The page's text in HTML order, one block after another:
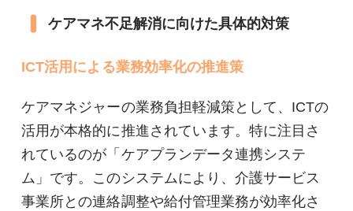
ケアマネ不足解消に向けた具体的対策
ICT活用による業務効率化の推進策
ケアマネジャーの業務負担軽減策として、ICTの
活用が本格的に推進されています。特に注目さ
れているのが「ケアプランデータ連携システ
ム」です。このシステムにより、介護サービス
事業所との連絡調整や給付管理業務が効率化さ